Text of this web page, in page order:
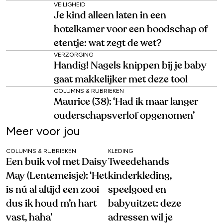
VEILIGHEID
Je kind alleen laten in een
hotelkamer voor een boodschap of
etentje: wat zegt de wet?
VERZORGING
Handig! Nagels knippen bij je baby
gaat makkelijker met deze tool
COLUMNS & RUBRIEKEN
Maurice (38): ‘Had ik maar langer
ouderschapsverlof opgenomen’
Meer voor jou
COLUMNS & RUBRIEKEN
Een buik vol met Daisy
May (Lentemeisje): ‘Het
is nú al altijd een zooi
dus ik houd m’n hart
vast, haha’
KLEDING
Tweedehands
kinderkleding,
speelgoed en
babyuitzet: deze
adressen wil je